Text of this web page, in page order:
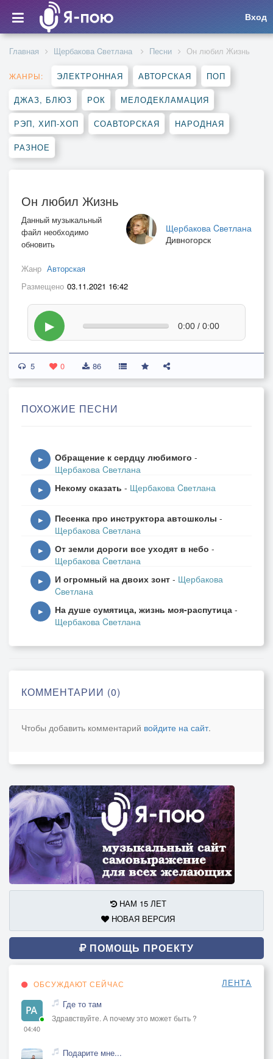
Вход
Главная Щербакова Cветлана Песни Он любил Жизнь
ЖАНРЫ: ЭЛЕКТРОННАЯ АВТОРСКАЯ ПОП
ДЖАЗ, БЛЮЗ РОК МЕЛОДЕКЛАМАЦИЯ
РЭП, ХИП-ХОП СОАВТОРСКАЯ НАРОДНАЯ
РАЗНОЕ
Он любил Жизнь
Щербакова Cветлана
Дивногорск
Данный музыкальный
файл необходимо
обновить
Жанр Авторская
Размещено 03.11.2021 16:42
▶ 0:00 / 0:00
5 0 86
ПОХОЖИЕ ПЕСНИ
▶ Обращение к сердцу любимого -
Щербакова Cветлана
▶ Некому сказать - Щербакова Cветлана
▶ Песенка про инструктора автошколы -
Щербакова Cветлана
▶ От земли дороги все уходят в небо -
Щербакова Cветлана
▶ И огромный на двоих зонт - Щербакова
Cветлана
▶ На душе сумятица, жизнь моя-распутица -
Щербакова Cветлана
КОММЕНТАРИИ (0)
Чтобы добавить комментарий войдите на сайт.
НАМ 15 ЛЕТ
НОВАЯ ВЕРСИЯ
ПОМОЩЬ ПРОЕКТУ
ОБСУЖДАЮТ СЕЙЧАС ЛЕНТА
04:40
Где то там
Здравствуйте. А почему это может быть ?
Подарите мне...